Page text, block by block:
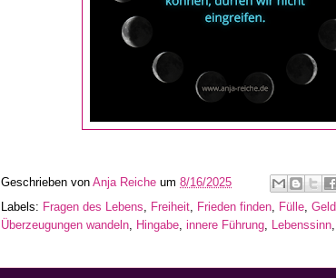
Geschrieben von Anja Reiche um 8/16/2025
Labels: Fragen des Lebens, Freiheit, Frieden finden, Fülle, Geld
Überzeugungen wandeln, Hingabe, innere Führung, Lebenssinn,